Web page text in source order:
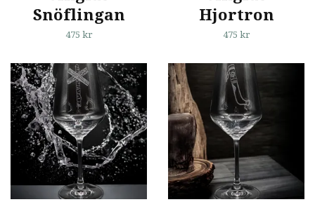
Snöflingan
475 kr
Hjortron
475 kr